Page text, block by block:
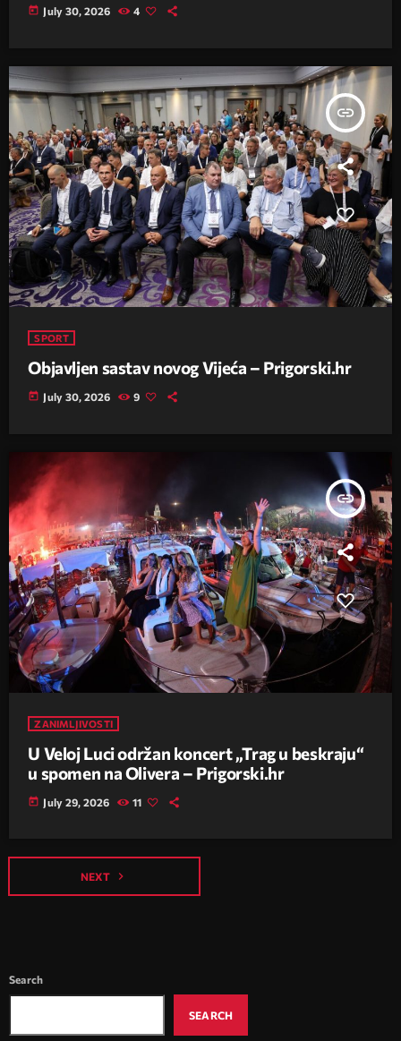
today July 30, 2026 4
insert_link
SPORT
Objavljen sastav novog Vijeća – Prigorski.hr
today July 30, 2026 9
insert_link
ZANIMLJIVOSTI
U Veloj Luci održan koncert „Trag u beskraju“
u spomen na Olivera – Prigorski.hr
today July 29, 2026 11
NEXT navigate_next
Search
SEARCH